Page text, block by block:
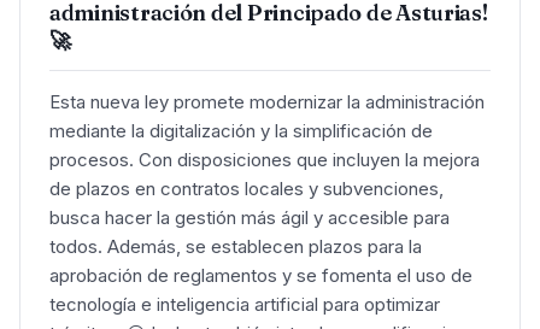
administración del Principado de Asturias!
🚀
Esta nueva ley promete modernizar la administración
mediante la digitalización y la simplificación de
procesos. Con disposiciones que incluyen la mejora
de plazos en contratos locales y subvenciones,
busca hacer la gestión más ágil y accesible para
todos. Además, se establecen plazos para la
aprobación de reglamentos y se fomenta el uso de
tecnología e inteligencia artificial para optimizar